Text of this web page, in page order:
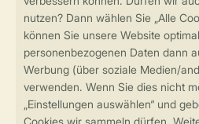
Sicherstellung
Sicher und schnell zur
Sichere Datenübertragung
Sicheres Bezahlen